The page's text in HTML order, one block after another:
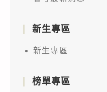
新生專區
新生專區
榜單專區